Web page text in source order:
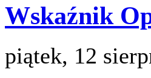
Wskaźnik
piątek, 12